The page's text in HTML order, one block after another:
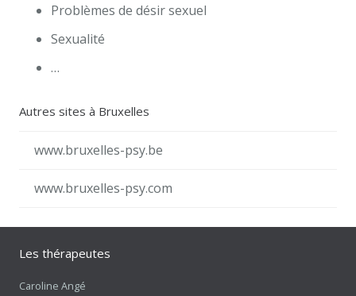
Problèmes de désir sexuel
Sexualité
…
Autres sites à Bruxelles
www.bruxelles-psy.be
www.bruxelles-psy.com
Les thérapeutes
Caroline Angé